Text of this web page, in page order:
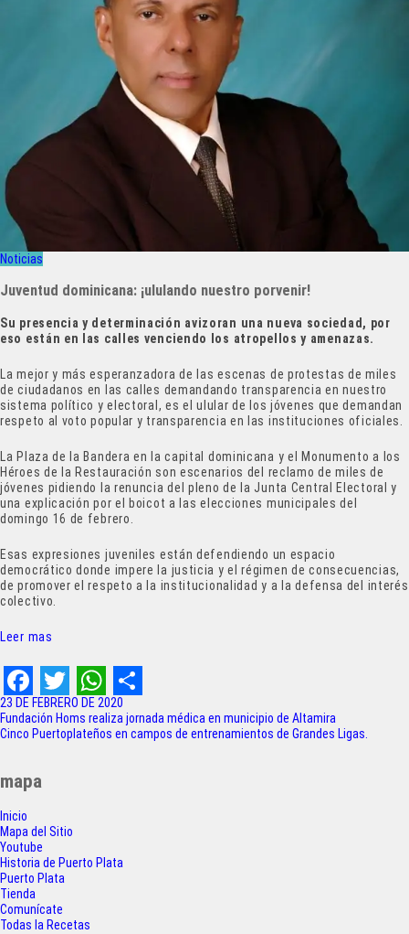
Noticias
Juventud dominicana: ¡ululando nuestro porvenir!
Su presencia y determinación avizoran una nueva sociedad, por
eso están en las calles venciendo los atropellos y amenazas.
La mejor y más esperanzadora de las escenas de protestas de miles
de ciudadanos en las calles demandando transparencia en nuestro
sistema político y electoral, es el ulular de los jóvenes que demandan
respeto al voto popular y transparencia en las instituciones oficiales.
La Plaza de la Bandera en la capital dominicana y el Monumento a los
Héroes de la Restauración son escenarios del reclamo de miles de
jóvenes pidiendo la renuncia del pleno de la Junta Central Electoral y
una explicación por el boicot a las elecciones municipales del
domingo 16 de febrero.
Esas expresiones juveniles están defendiendo un espacio
democrático donde impere la justicia y el régimen de consecuencias,
de promover el respeto a la institucionalidad y a la defensa del interés
colectivo.
Leer mas
F
a
c
e
b
o
o
k
T
w
t
t
e
r
W
h
A
p
S
h
23 DE FEBRERO DE 2020
Navegación
de
Fundación Homs realiza jornada médica en municipio de Altamira
Cinco Puertoplateños en campos de entrenamientos de Grandes Ligas.
mapa
Inicio
Mapa del Sitio
Youtube
Historia de Puerto Plata
Puerto Plata
Tienda
Comunícate
Todas la Recetas